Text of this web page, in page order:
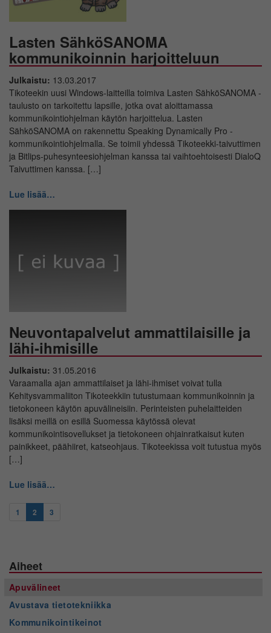
Lasten SähköSANOMA
kommunikoinnin harjoitteluun
Julkaistu: 13.03.2017
Tikoteekin uusi Windows-laitteilla toimiva Lasten SähköSANOMA -
taulusto on tarkoitettu lapsille, jotka ovat aloittamassa
kommunikointiohjelman käytön harjoittelua. Lasten
SähköSANOMA on rakennettu Speaking Dynamically Pro -
kommunikointiohjelmalla. Se toimii yhdessä Tikoteekki-taivuttimen
ja Bitlips-puhesynteesiohjelman kanssa tai vaihtoehtoisesti DialoQ
Taivuttimen kanssa. […]
Lue lisää…
Neuvontapalvelut ammattilaisille ja
lähi-ihmisille
Julkaistu: 31.05.2016
Varaamalla ajan ammattilaiset ja lähi-ihmiset voivat tulla
Kehitysvammaliiton Tikoteekkiin tutustumaan kommunikoinnin ja
tietokoneen käytön apuvälineisiin. Perinteisten puhelaitteiden
lisäksi meillä on esillä Suomessa käytössä olevat
kommunikointisovellukset ja tietokoneen ohjainratkaisut kuten
painikkeet, päähiiret, katseohjaus. Tikoteekissa voit tutustua myös
[…]
Lue lisää…
1 2 3
Aiheet
Apuvälineet
Avustava tietotekniikka
Kommunikointikeinot